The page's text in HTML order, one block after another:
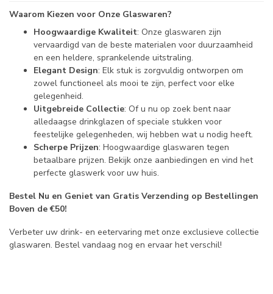
Waarom Kiezen voor Onze Glaswaren?
Hoogwaardige Kwaliteit: Onze glaswaren zijn
vervaardigd van de beste materialen voor duurzaamheid
en een heldere, sprankelende uitstraling.
Elegant Design: Elk stuk is zorgvuldig ontworpen om
zowel functioneel als mooi te zijn, perfect voor elke
gelegenheid.
Uitgebreide Collectie: Of u nu op zoek bent naar
alledaagse drinkglazen of speciale stukken voor
feestelijke gelegenheden, wij hebben wat u nodig heeft.
Scherpe Prijzen: Hoogwaardige glaswaren tegen
betaalbare prijzen. Bekijk onze aanbiedingen en vind het
perfecte glaswerk voor uw huis.
Bestel Nu en Geniet van Gratis Verzending op Bestellingen
Boven de €50!
Verbeter uw drink- en eetervaring met onze exclusieve collectie
glaswaren. Bestel vandaag nog en ervaar het verschil!